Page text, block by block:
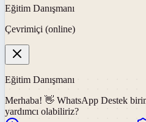
Eğitim Danışmanı
Çevrimiçi (online)
Eğitim Danışmanı
Merhaba! 👋 WhatsApp Destek
yardımcı olabiliriz?